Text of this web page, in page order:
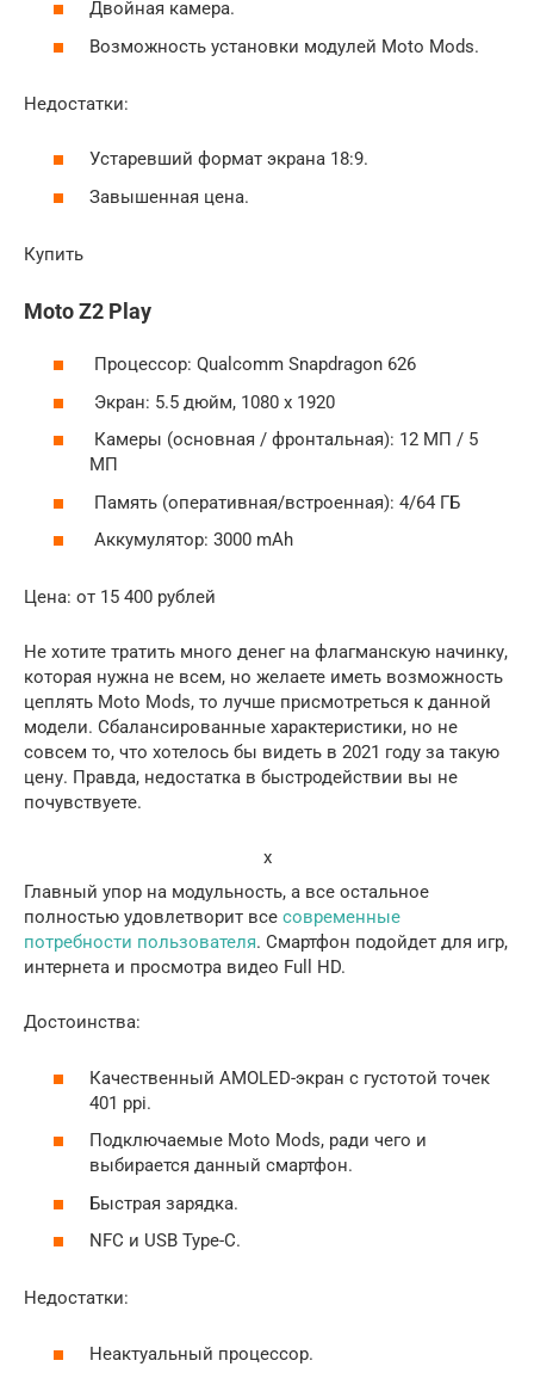
Двойная камера.
Возможность установки модулей Moto Mods.
Недостатки:
Устаревший формат экрана 18:9.
Завышенная цена.
Купить
Moto Z2 Play
Процессор: Qualcomm Snapdragon 626
Экран: 5.5 дюйм, 1080 x 1920
Камеры (основная / фронтальная): 12 МП / 5
МП
Память (оперативная/встроенная): 4/64 ГБ
Аккумулятор: 3000 mAh
Цена: от 15 400 рублей
Не хотите тратить много денег на флагманскую начинку,
которая нужна не всем, но желаете иметь возможность
цеплять Moto Mods, то лучше присмотреться к данной
модели. Сбалансированные характеристики, но не
совсем то, что хотелось бы видеть в 2021 году за такую
цену. Правда, недостатка в быстродействии вы не
почувствуете.
x
Главный упор на модульность, а все остальное
полностью удовлетворит все современные
потребности пользователя. Смартфон подойдет для игр,
интернета и просмотра видео Full HD.
Достоинства:
Качественный AMOLED-экран с густотой точек
401 ppi.
Подключаемые Moto Mods, ради чего и
выбирается данный смартфон.
Быстрая зарядка.
NFC и USB Type-C.
Недостатки:
Неактуальный процессор.